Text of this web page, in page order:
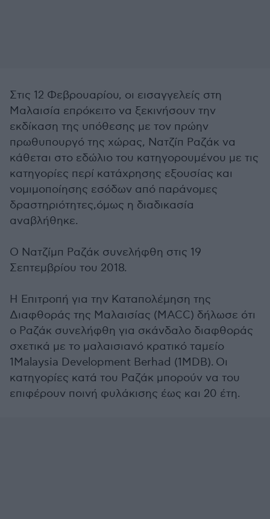
Στις 12 Φεβρουαρίου, οι εισαγγελείς στη
Μαλαισία επρόκειτο να ξεκινήσουν την
εκδίκαση της υπόθεσης με τον πρώην
πρωθυπουργό της χώρας, Νατζίπ Ραζάκ να
κάθεται στο εδώλιο του κατηγορουμένου με τις
κατηγορίες περί κατάχρησης εξουσίας και
νομιμοποίησης εσόδων από παράνομες
δραστηριότητες,όμως η διαδικασία
αναβλήθηκε.
Ο Νατζίμπ Ραζάκ συνελήφθη στις 19
Σεπτεμβρίου του 2018.
Η Επιτροπή για την Καταπολέμηση της
Διαφθοράς της Μαλαισίας (MACC) δήλωσε ότι
ο Ραζάκ συνελήφθη για σκάνδαλο διαφθοράς
σχετικά με το μαλαισιανό κρατικό ταμείο
1Malaysia Development Berhad (1MDB). Οι
κατηγορίες κατά του Ραζάκ μπορούν να του
επιφέρουν ποινή φυλάκισης έως και 20 έτη.